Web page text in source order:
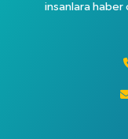
insanlara haber